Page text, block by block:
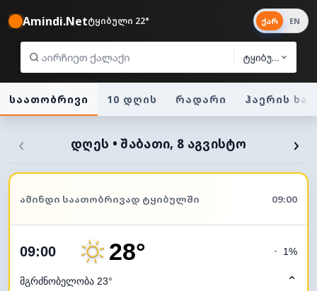
Amindi.Netტყიბული 22°
ტყიბული
ქარ EN
საათობრივი 10 დღის რადარი ჰაერის
‹ ᲓᲦᲔᲡ • ᲨᲐᲑᲐᲗᲘ, 8 ᲐᲒᲕᲘᲡᲢᲝ ›
ᲐᲛᲘᲜᲓᲘ ᲡᲐᲐᲗᲝᲑᲠᲘᲕᲐᲓ ᲢᲧᲘᲑᲣᲚᲨᲘ 09:00
09:00 28°
მგრძნობელობა 23°
◔ 1%
⌃